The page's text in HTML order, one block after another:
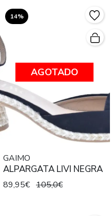
14%
AGOTADO
GAIMO
ALPARGATA LIVI NEGRA
89,95€ 105,0€